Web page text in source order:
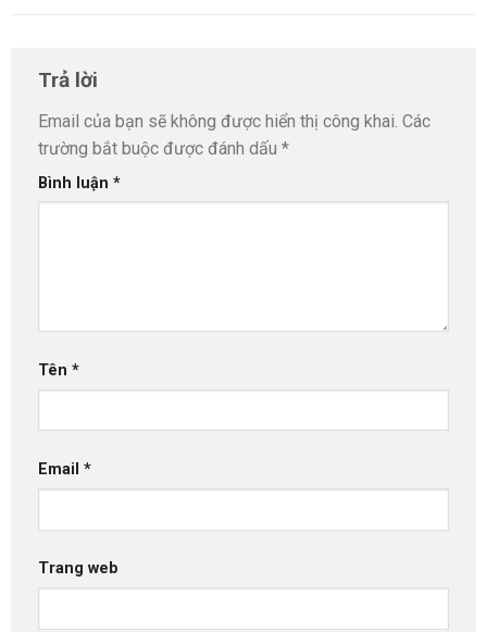
Trả lời
Email của bạn sẽ không được hiển thị công khai. Các
trường bắt buộc được đánh dấu *
Bình luận *
Tên *
Email *
Trang web